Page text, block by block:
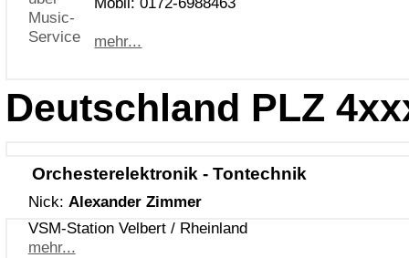
mehr...
Deutschland PLZ
Orchesterelektronik - Tontechnik
Nick: Alexander Zimmer
VSM-Station Velbert / Rheinland
mehr...